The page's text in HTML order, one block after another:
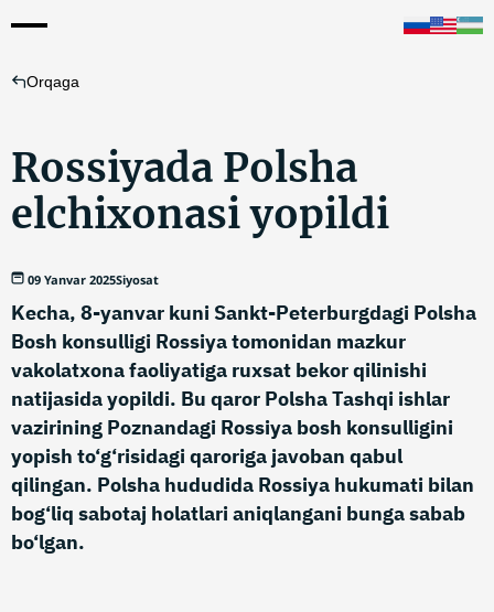
Orqaga
Rossiyada Polsha
elchixonasi yopildi
09 Yanvar 2025Siyosat
Kecha, 8-yanvar kuni Sankt-Peterburgdagi Polsha
Bosh konsulligi Rossiya tomonidan mazkur
vakolatxona faoliyatiga ruxsat bekor qilinishi
natijasida yopildi. Bu qaror Polsha Tashqi ishlar
vazirining Poznandagi Rossiya bosh konsulligini
yopish to‘g‘risidagi qaroriga javoban qabul
qilingan. Polsha hududida Rossiya hukumati bilan
bog‘liq sabotaj holatlari aniqlangani bunga sabab
bo‘lgan.